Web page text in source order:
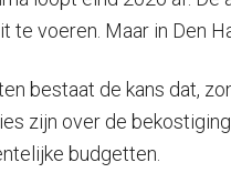
te voeren. Maar in Den
bestaat de kans dat,
zijn over de
budgetten.